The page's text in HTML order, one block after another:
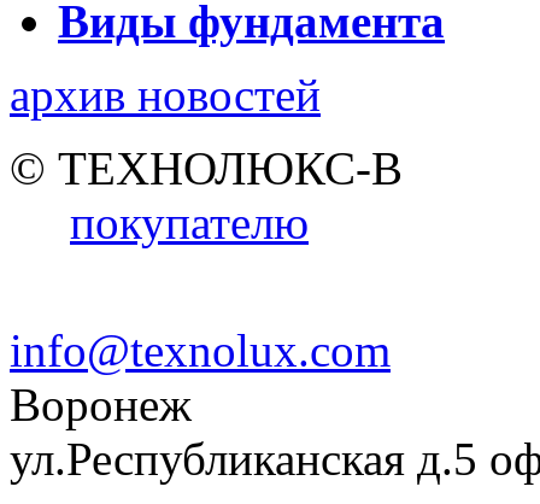
Виды фундамента
архив новостей
© ТЕХНОЛЮКС-В
покупателю
info@texnolux.com
Воронеж
ул.Республиканская д.5